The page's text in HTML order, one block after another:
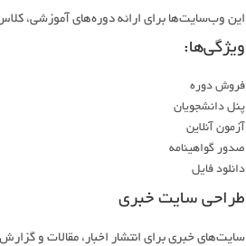
این وب‌سایت‌ها برای ارائه دوره‌های آموزشی،
ویژگی‌ها:
فروش دوره
پنل دانشجویان
آزمون آنلاین
صدور گواهینامه
دانلود فایل
طراحی سایت خبری
سایت‌های خبری برای انتشار اخبار، مقالات و